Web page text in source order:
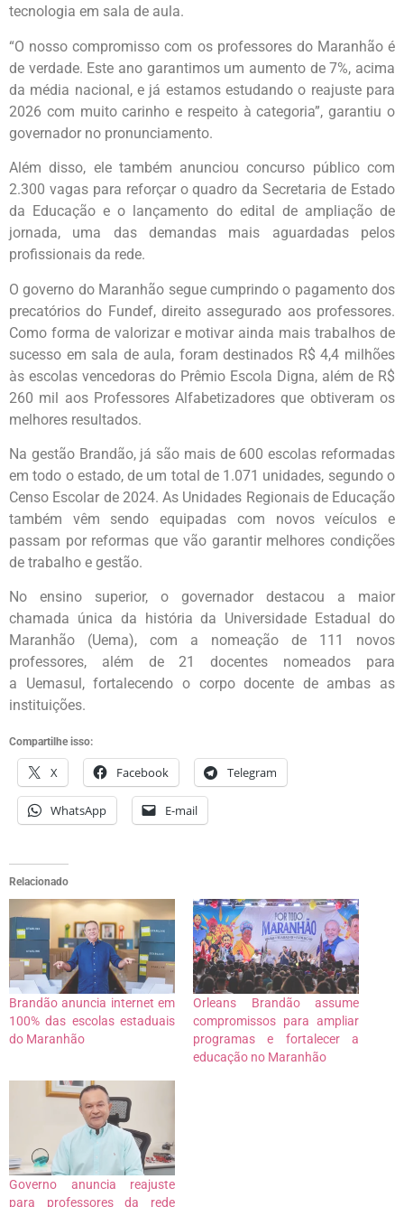
tecnologia em sala de aula.
“O nosso compromisso com os professores do Maranhão é
de verdade. Este ano garantimos um aumento de 7%, acima
da média nacional, e já estamos estudando o reajuste para
2026 com muito carinho e respeito à categoria”, garantiu o
governador no pronunciamento.
Além disso, ele também anunciou concurso público com
2.300 vagas para reforçar o quadro da Secretaria de Estado
da Educação e o lançamento do edital de ampliação de
jornada, uma das demandas mais aguardadas pelos
profissionais da rede.
O governo do Maranhão segue cumprindo o pagamento dos
precatórios do Fundef, direito assegurado aos professores.
Como forma de valorizar e motivar ainda mais trabalhos de
sucesso em sala de aula, foram destinados R$ 4,4 milhões
às escolas vencedoras do Prêmio Escola Digna, além de R$
260 mil aos Professores Alfabetizadores que obtiveram os
melhores resultados.
Na gestão Brandão, já são mais de 600 escolas reformadas
em todo o estado, de um total de 1.071 unidades, segundo o
Censo Escolar de 2024. As Unidades Regionais de Educação
também vêm sendo equipadas com novos veículos e
passam por reformas que vão garantir melhores condições
de trabalho e gestão.
No ensino superior, o governador destacou a maior
chamada única da história da Universidade Estadual do
Maranhão (Uema), com a nomeação de 111 novos
professores, além de 21 docentes nomeados para
a Uemasul , fortalecendo o corpo docente de ambas as
instituições.
Compartilhe isso:
X Facebook Telegram
WhatsApp E-mail
Relacionado
Brandão anuncia internet em
100% das escolas estaduais
do Maranhão
Orleans Brandão assume
compromissos para ampliar
programas e fortalecer a
educação no Maranhão
Governo anuncia reajuste
para professores da rede